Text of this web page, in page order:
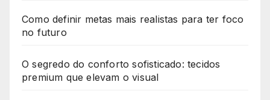
Como definir metas mais realistas para ter foco
no futuro
O segredo do conforto sofisticado: tecidos
premium que elevam o visual